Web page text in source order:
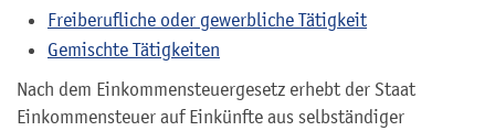
Freiberufliche oder gewerbliche Tätigkeit
Gemischte Tätigkeiten
Nach dem Einkommensteuergesetz erhebt der Staat
Einkommensteuer auf Einkünfte aus selbständiger